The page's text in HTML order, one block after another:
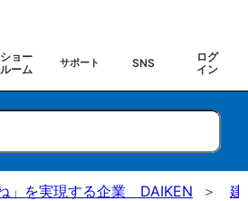
ショー
ルーム
サポート SNS
ログ
イン
」を実現する企業 DAIKEN 建